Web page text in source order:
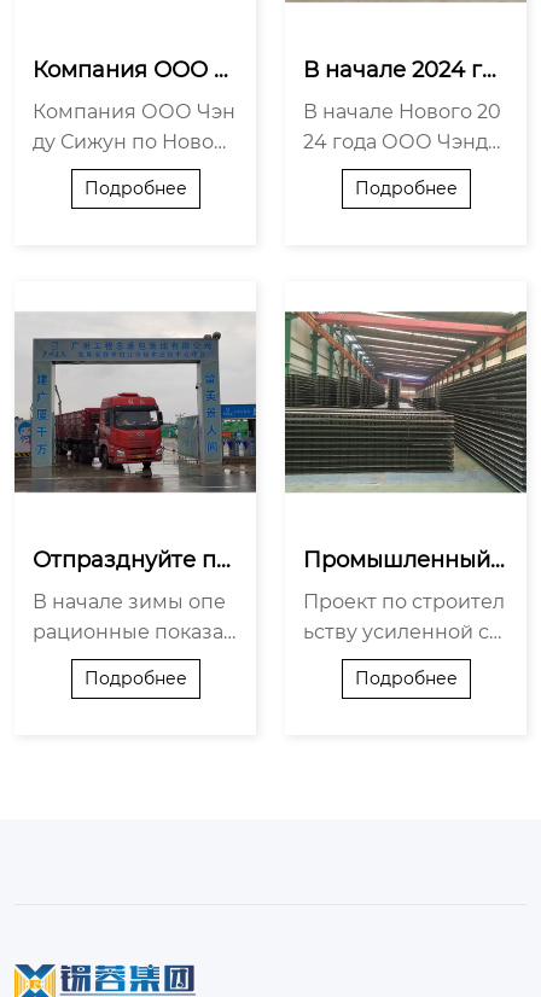
Компания ООО Ч
энду Сижун по Но
вому материалу р
а...
Компания ООО Чэн
ду Сижун по Новом
у материалу, восход
ящая звезда китайс
Подробнее
В начале 2024 го
да мы приветству
ем успешное пр
о...
В начале Нового 20
24 года ООО Чэнду
Сижун по Новому м
атериалу объявила
Подробнее
Отпразднуйте по
беду в конкурсе н
а “Проект строи...
В начале зимы опе
рационные показат
ели нашей компани
и достигли очередн
Подробнее
Промышленный
парк авиации об
щего назначения
Шиф...
Проект по строител
ьству усиленной ст
ропильной плиты п
ерекрытия толщин
Подробнее